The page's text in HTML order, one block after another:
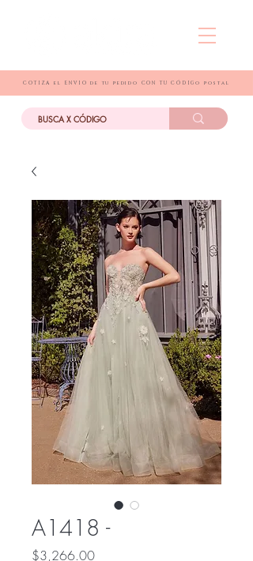
COTIZA el ENVIO de tu pedido CON TU CÓDIGo postal
A1418 -
$3,266.00Precio